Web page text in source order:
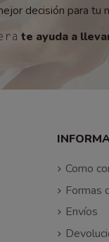
decisión para tu
te ayuda a
Como
Formas
Envíos